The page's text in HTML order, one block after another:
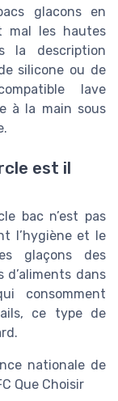
glacons en
mal les hautes
la description
silicone ou de
lave
à la main sous
est il
bac n’est pas
l’hygiène et le
glaçons des
dans
consomment
ce type de
nationale de
Que Choisir